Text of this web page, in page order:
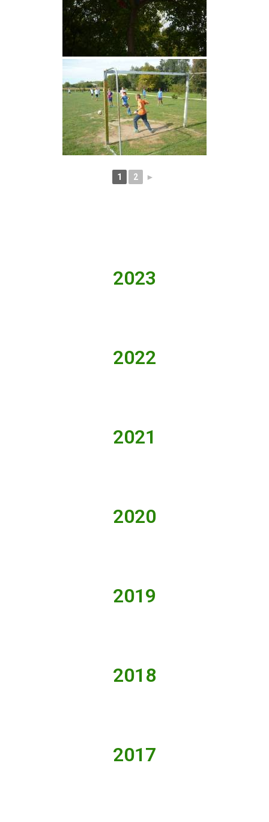
1 2 ►
2023
2022
2021
2020
2019
2018
2017